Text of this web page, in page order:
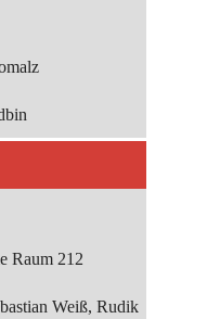
Raum 212
Weiß, Rudik